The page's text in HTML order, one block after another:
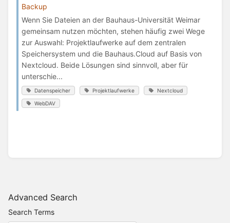
Advanced Search
Search Terms
Backup
Wenn Sie Dateien an der Bauhaus-Universität Weimar
gemeinsam nutzen möchten, stehen häufig zwei Wege
zur Auswahl: Projektlaufwerke auf dem zentralen
Speichersystem und die Bauhaus.Cloud auf Basis von
Nextcloud. Beide Lösungen sind sinnvoll, aber für
unterschie...
Datenspeicher Projektlaufwerke Nextcloud
WebDAV